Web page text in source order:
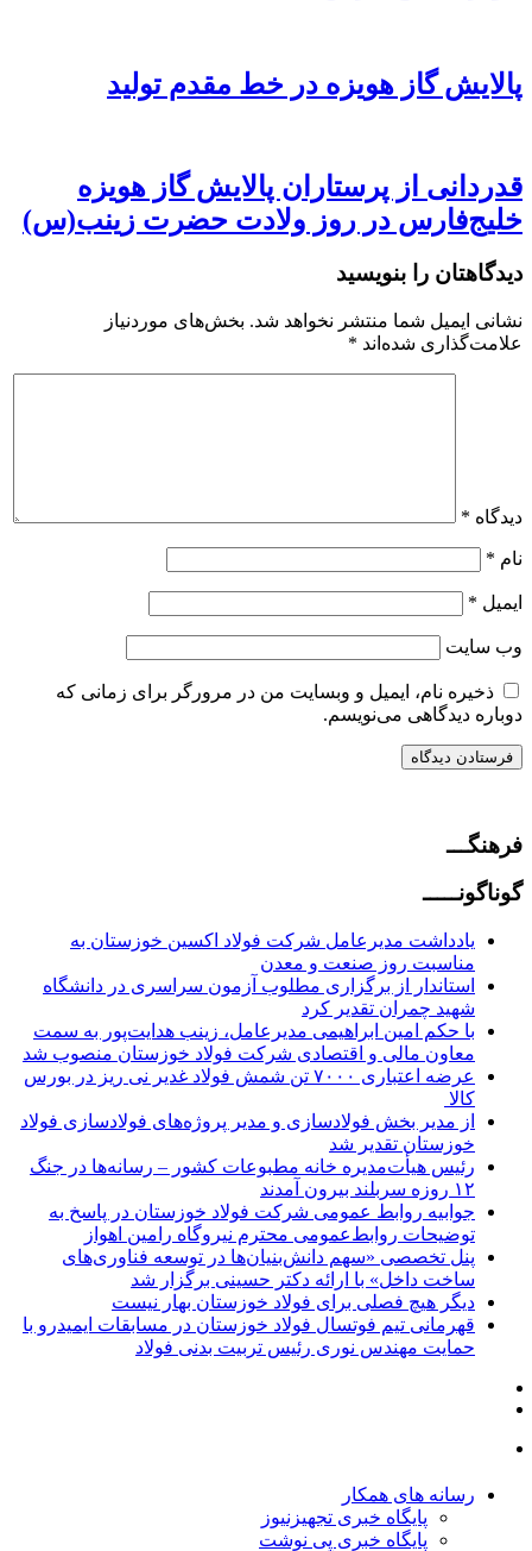
پالایش گاز هویزه در خط مقدم تولید
قدردانی از پرستاران پالایش گاز هویزه
خلیج‌فارس در روز ولادت حضرت زینب(س)
دیدگاهتان را بنویسید
نشانی ایمیل شما منتشر نخواهد شد. بخش‌های موردنیاز
علامت‌گذاری شده‌اند *
دیدگاه *
نام *
ایمیل *
وب‌ سایت
ذخیره نام، ایمیل و وبسایت من در مرورگر برای زمانی که
دوباره دیدگاهی می‌نویسم.
فرهنگـــ
گوناگونـــــ
یادداشت مدیرعامل شرکت فولاد اکسین خوزستان به
مناسبت روز صنعت و معدن
استاندار از برگزاری مطلوب آزمون سراسری در دانشگاه
شهید چمران تقدیر کرد
با حکم امین ابراهیمی مدیرعامل، زینب هدایت‌پور به سمت
معاون مالی و اقتصادی شرکت فولاد خوزستان منصوب شد
عرضه اعتباری ۷۰۰۰ تن شمش فولاد غدیر نی ریز در بورس
کالا
از مدیر بخش فولادسازی و‌ مدیر پروژه‌های فولادسازی فولاد
خوزستان تقدیر شد
رئیس هیأت‌مدیره خانه مطبوعات کشور – رسانه‌ها در جنگ
۱۲ روزه سربلند بیرون آمدند
جوابیه روابط عمومی شرکت فولاد خوزستان در پاسخ به
توضیحات روابط‌عمومی محترم نیروگاه رامین اهواز
پنل تخصصی «سهم دانش‌بنیان‌ها در توسعه فناوری‌های
ساخت داخل» با ارائه دکتر حسینی برگزار شد
دیگر هیچ فصلی برای فولاد خوزستان بهار نیست
قهرمانی تیم فوتسال فولاد خوزستان در مسابقات ایمیدرو با
حمایت مهندس نوری رئیس تربیت بدنی فولاد
رسانه های همکار
پایگاه خبری تجهیزنیوز
پایگاه خبری پی نوشت